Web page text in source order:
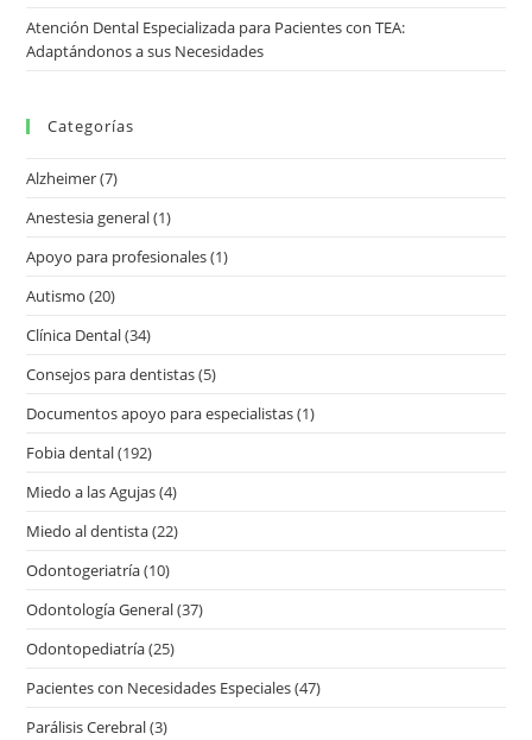
Atención Dental Especializada para Pacientes con TEA:
Adaptándonos a sus Necesidades
Categorías
Alzheimer(7)
Anestesia general(1)
Apoyo para profesionales(1)
Autismo (20)
Clínica Dental(34)
Consejos para dentistas(5)
Documentos apoyo para especialistas(1)
Fobia dental(192)
Miedo a las Agujas(4)
Miedo al dentista(22)
Odontogeriatría(10)
Odontología General(37)
Odontopediatría(25)
Pacientes con Necesidades Especiales(47)
Parálisis Cerebral(3)